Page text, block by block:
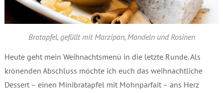
Bratapfel, gefüllt mit Marzipan, Mandeln und Rosinen
Heute geht mein Weihnachtsmenü in die letzte Runde. Als
krönenden Abschluss möchte ich euch das weihnachtliche
Dessert – einen Minibratapfel mit Mohnparfait – ans Herz